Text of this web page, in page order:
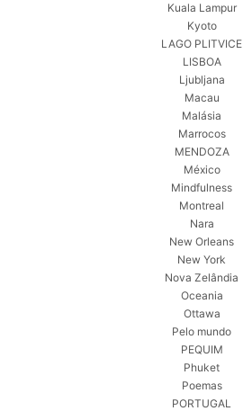
Kuala Lampur
Kyoto
LAGO PLITVICE
LISBOA
Ljubljana
Macau
Malásia
Marrocos
MENDOZA
México
Mindfulness
Montreal
Nara
New Orleans
New York
Nova Zelândia
Oceania
Ottawa
Pelo mundo
PEQUIM
Phuket
Poemas
PORTUGAL